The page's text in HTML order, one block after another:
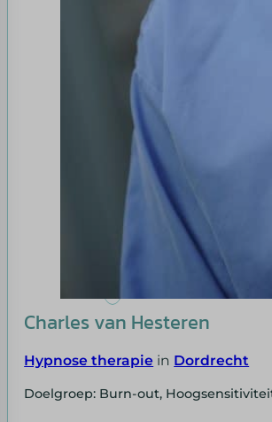
Charles van Hesteren
Hypnose therapie in Dordrecht
Doelgroep: Burn-out,